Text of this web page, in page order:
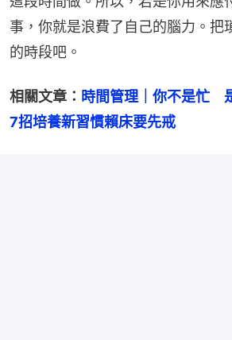
事，你就是浪費了自己的腦力。把
的時段吧。
相關文章： 時間管理｜你不是忙
7招培養新習慣賴床要先戒